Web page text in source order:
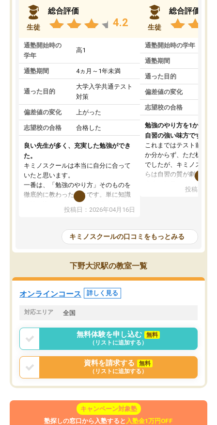
生徒
総合評価
4.2
通塾開始時の
学年
高1
通塾期間 4ヵ月～1年未満
通った目的
大学入学共通テスト
対策
偏差値の変化 上がった
志望校の合格 合格した
良い先生が多く、充実した勉強ができ
た。
キミノスクールは本当に自分に合って
いたと思います。
一番は、「勉強のやり方」そのものを
徹底的に教わったことです。単に知識
を詰め込むのではなく、自学自習の習
慣が身につくよう並走してくれるの
はなくなりました。
講師の方との距離も近く、親身なコー
チングのおかげで、停滞期もモチベー
ションを維持できました。「やらされ
る勉強」から「目標のための勉強」へ
意識が変わったことが、目標校への合
投稿日：2026年04月16日
生徒
総合評価
通塾開始時の学年
通塾期間
通った目的
偏差値の変化
志望校の合格
勉強のやり方を1から教
自習の強い味方です。
これまではテスト前に何
か分からず、ただ机に座
でしたが、キミノスクー
らは自習の質が劇的に変
を明確にしてくれるの
の仕方をコーチングして
ルなので、家での学習習
身につきました。結果と
た英語の偏差値が10以上
していた公立高校に無事
た。自分から学ぶ姿勢を
投稿日：
キミノスクールの口コミをもっとみる
下野大沢駅の教室一覧
オンラインコース 詳しく見る
対応エリア 全国
無料体験を申し込む
無料
（リストに追加する）
資料を請求する
無料
（リストに追加する）
キャンペーン対象塾
塾探しの窓口から入塾すると 入塾金1万円OFF